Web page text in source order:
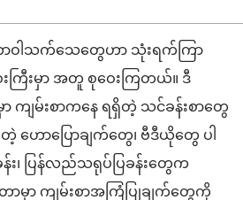
ာဝါသက်သေတွေဟာ သုံးရက်ကြာ
ြီးမှာ အတူ စုဝေးကြတယ်။ ဒီ
ကျမ်းစာကနေ ရရှိတဲ့ သင်ခန်းစာတွေ
ဟောပြောချက်တွေ၊ ဗီဒီယိုတွေ ပါ
း၊ ပြန်လည်သရုပ်ပြခန်းတွေက
ာ ကျမ်းစာအကြံပြုချက်တွေကို